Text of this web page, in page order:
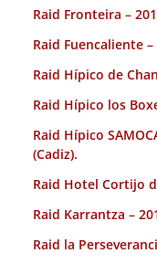
Raid Fronteira –
Raid Fuencaliente –
Raid Hípico de
Raid Hípico los
Raid Hípico
(Cadiz).
Raid Hotel Cortijo
Raid Karrantza –
Raid la